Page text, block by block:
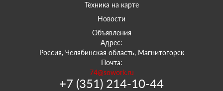
Техника на карте
Новости
Объявления
Адрес:
Россия, Челябинская область, Магнитогорск
Почта:
74@sowork.ru
+7 (351) 214-10-44